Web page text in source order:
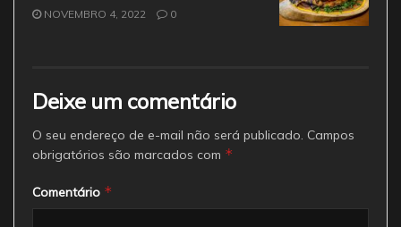
NOVEMBRO 4, 2022 0
Deixe um comentário
O seu endereço de e-mail não será publicado. Campos
obrigatórios são marcados com *
Comentário *